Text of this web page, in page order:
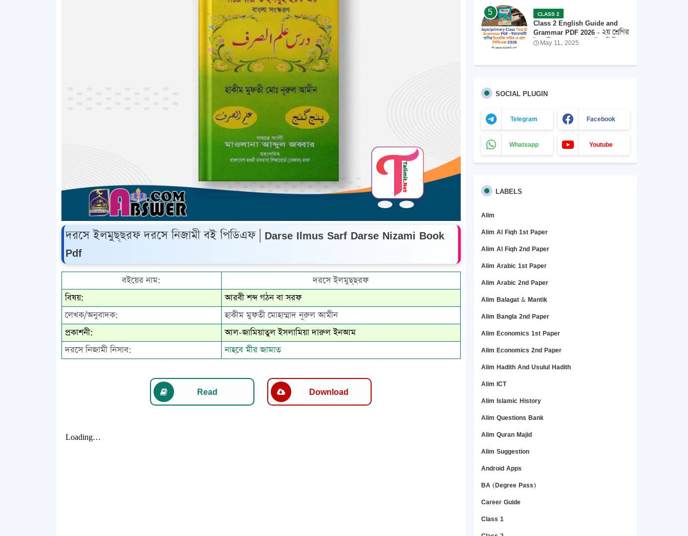
দরসে ইলমুছ্‌ছরফ দরসে নিজামী বই পিডিএফ | Darse Ilmus Sarf Darse Nizami Book
Pdf
বইয়ের নাম:
দরসে ইলমুছ্‌ছরফ
বিষয়:
আরবী শব্দ গঠন বা সরফ
লেখক/অনুবাদক:
হাকীম মুফতী মোহাম্মাদ নূরুল আমীন
প্রকাশনী:
আল-জামিয়াতুল ইসলামিয়া দারুল ইনআম
দরসে নিজামী নিসাব:
নাহবে মীর জামাত
Read Download
CLASS 2
Class 2 English Guide and
Grammar PDF 2026 - ২য় শ্রেণির
ইংরেজি গ্রামার এবং গাইড পিডিএফ
May 11, 2025
SOCIAL PLUGIN
Telegram Facebook
Whatsapp Youtube
LABELS
Alim
Alim Al Fiqh 1st Paper
Alim Al Fiqh 2nd Paper
Alim Arabic 1st Paper
Alim Arabic 2nd Paper
Alim Balagat & Mantik
Alim Bangla 2nd Paper
Alim Economics 1st Paper
Alim Economics 2nd Paper
Alim Hadith And Usulul Hadith
Alim ICT
Alim Islamic History
Alim Questions Bank
Alim Quran Majid
Alim Suggestion
Android Apps
BA (Degree Pass)
Career Guide
Class 1